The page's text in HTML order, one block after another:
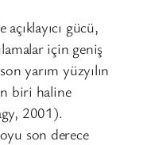
gücü,
için geniş
yarım yüzyılın
biri haline
2001).
son derece